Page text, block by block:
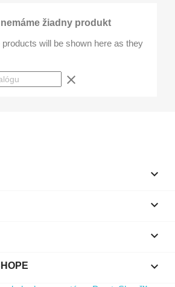
žiadny produkt
will be shown here as they
clear



keyboard_arrow_down